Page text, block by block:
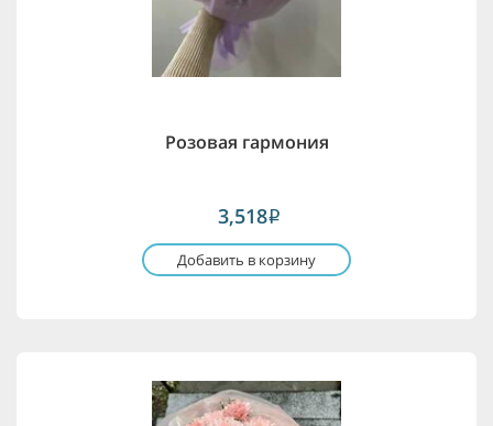
Розовая гармония
3,518i
Добавить в корзину